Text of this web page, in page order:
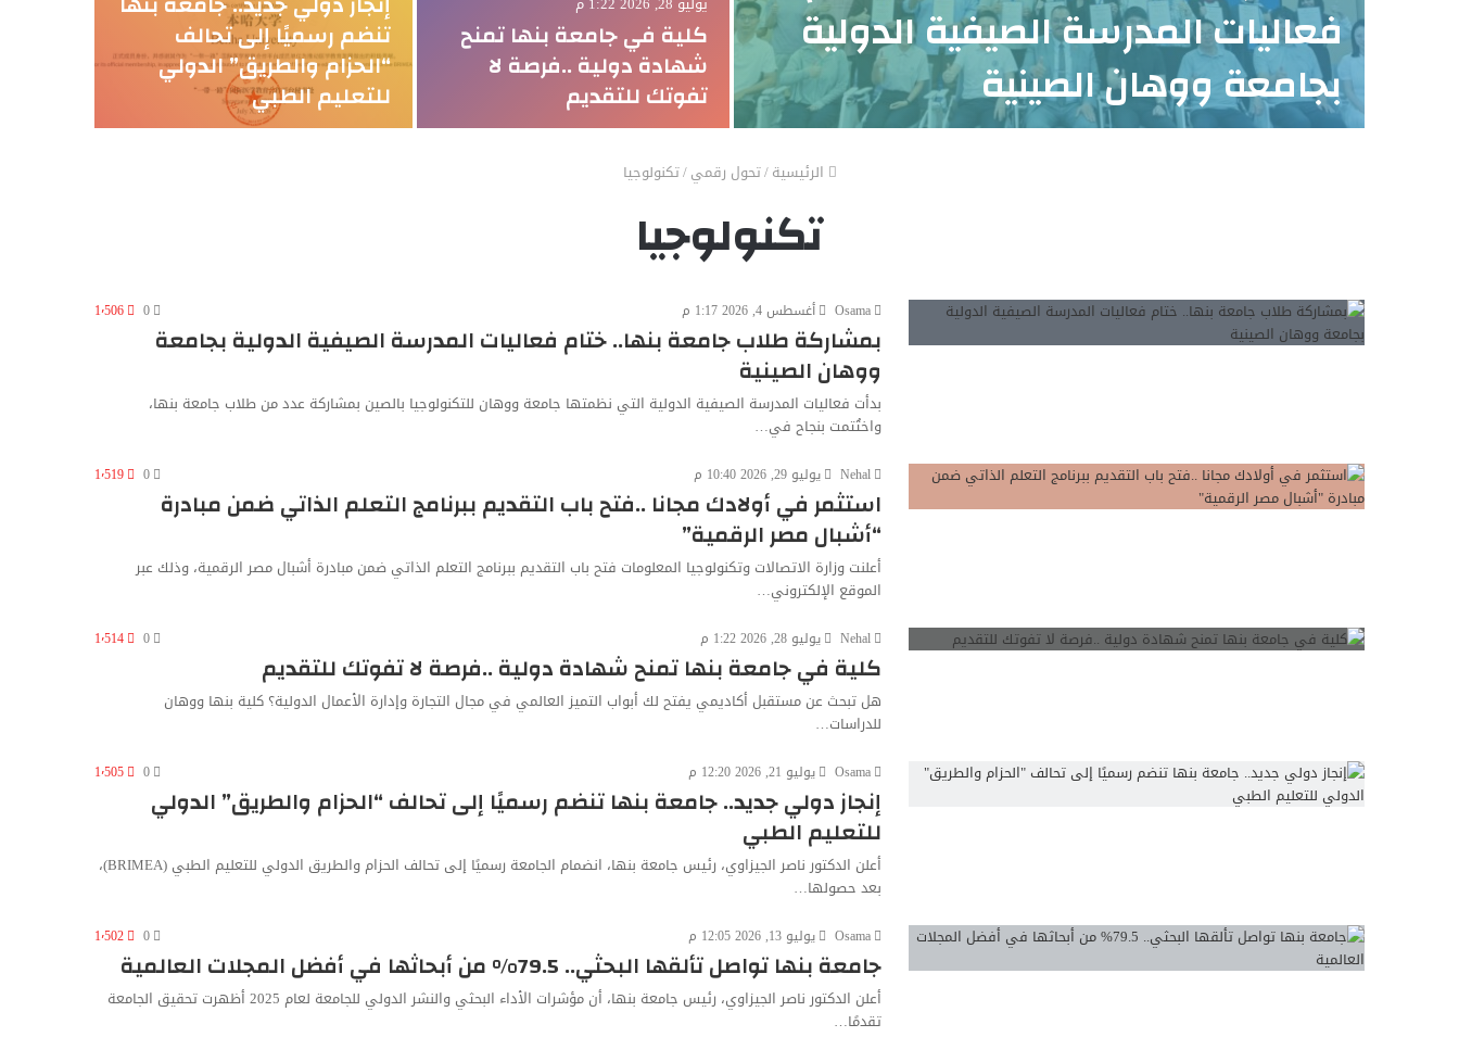
فعاليات المدرسة الصيفية الدولية
بجامعة ووهان الصينية
كلية في جامعة بنها تمنح
شهادة دولية ..فرصة لا
تفوتك للتقديم
تنضم رسميًا إلى تحالف
“الحزام والطريق” الدولي
للتعليم الطبي
الرئيسية/تحول رقمي/تكنولوجيا
تكنولوجيا
Osama أغسطس 4, 2026 1:17 م 0 1٬506
بمشاركة طلاب جامعة بنها.. ختام فعاليات المدرسة الصيفية الدولية بجامعة
ووهان الصينية
بدأت فعاليات المدرسة الصيفية الدولية التي نظمتها جامعة ووهان للتكنولوجيا بالصين بمشاركة عدد من طلاب جامعة بنها،
واختُتمت بنجاح في…
Nehal يوليو 29, 2026 10:40 م 0 1٬519
استثمر في أولادك مجانا ..فتح باب التقديم ببرنامج التعلم الذاتي ضمن مبادرة
“أشبال مصر الرقمية”
أعلنت وزارة الاتصالات وتكنولوجيا المعلومات فتح باب التقديم ببرنامج التعلم الذاتي ضمن مبادرة أشبال مصر الرقمية، وذلك عبر
الموقع الإلكتروني…
Nehal يوليو 28, 2026 1:22 م 0 1٬514
كلية في جامعة بنها تمنح شهادة دولية ..فرصة لا تفوتك للتقديم
هل تبحث عن مستقبل أكاديمي يفتح لك أبواب التميز العالمي في مجال التجارة وإدارة الأعمال الدولية؟ كلية بنها ووهان
للدراسات…
Osama يوليو 21, 2026 12:20 م 0 1٬505
إنجاز دولي جديد.. جامعة بنها تنضم رسميًا إلى تحالف “الحزام والطريق” الدولي
للتعليم الطبي
أعلن الدكتور ناصر الجيزاوي، رئيس جامعة بنها، انضمام الجامعة رسميًا إلى تحالف الحزام والطريق الدولي للتعليم الطبي (BRIMEA)،
بعد حصولها…
Osama يوليو 13, 2026 12:05 م 0 1٬502
جامعة بنها تواصل تألقها البحثي.. 79.5% من أبحاثها في أفضل المجلات العالمية
أعلن الدكتور ناصر الجيزاوي، رئيس جامعة بنها، أن مؤشرات الأداء البحثي والنشر الدولي للجامعة لعام 2025 أظهرت تحقيق الجامعة
تقدمًا…